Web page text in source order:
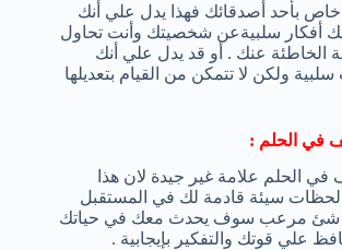
خاص بأحد أصدقائك فهذا يدل علي أنك
أفكار سلبيةعن شخصيتك وأنت تحاول
الخاطئة عنك . أو قد يدل علي أنك
ولكن لا تتمكن من القيام بتعديلها
في الحلم :
الحلم علامة غير جيدة لان هذا
لحظات سيئة قادمة لك في المستقبل
شئ مرعب سوف يحدث معك في حياتك
علي قوتك والتفكير بإيجابية .